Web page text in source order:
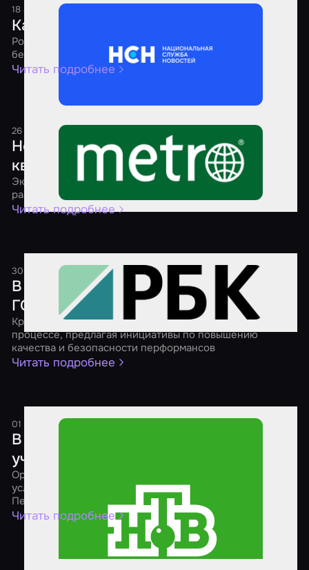
18 августа 2025
Как выбрать безопасный квест
Россиянам рассказали о рекомендациях по выбору
безопасных квестов
Читать подробнее
26 июля 2025
Новые стандарты безопасности для
квестов
Эксперты рассказали, как ГОСТы могут повлиять на
развитие индустрии
Читать подробнее
30 апреля 2025 1 минута
В России продолжают разрабатывать
ГОСТ для взрослых квестов
Крупнейшие игроки рынка активно участвуют в этом
процессе, предлагая инициативы по повышению
качества и безопасности перформансов
Читать подробнее
01 марта 2025
В Петербурге хотят запретить детям
участвовать в экстремальных квестах
Организаторам реалистичных ролевых игр намерены
усложнить жизнь члены Молодежного парламента
Петербурга
Читать подробнее